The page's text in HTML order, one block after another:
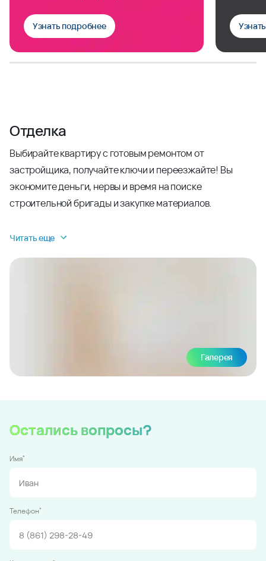
Узнать подробнее
Отделка
Выбирайте квартиру с готовым ремонтом от
застройщика, получайте ключи и переезжайте! Вы
экономите деньги, нервы и время на поиске
строительной бригады и закупке материалов.
Читать еще
Галерея
Остались вопросы?
Имя*
Телефон*